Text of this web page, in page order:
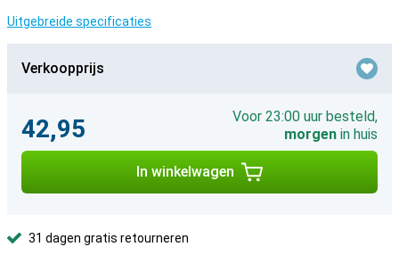
Uitgebreide specificaties
Verkoopprijs
42,95
Voor 23:00 uur besteld,
morgen in huis
In winkelwagen
31 dagen gratis retourneren